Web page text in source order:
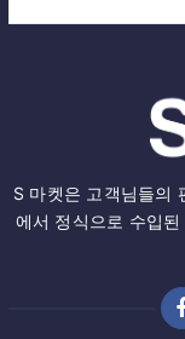
S 마켓은 고객님들의
에서 정식으로 수입